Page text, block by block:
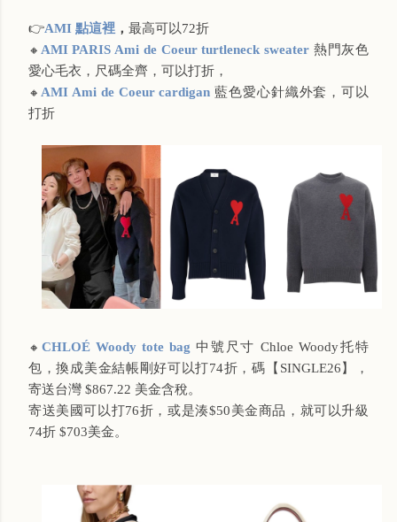
👉AMI 點這裡 ， 最高可以72折
🔸 AMI PARIS Ami de Coeur turtleneck sweater 熱門灰色
愛心毛衣，尺碼全齊，可以打折，
🔸 AMI Ami de Coeur cardigan 藍色愛心針織外套，可以
打折
🔸 CHLOÉ Woody tote bag 中號尺寸 Chloe Woody托特
包，換成美金結帳剛好可以打74折，碼【SINGLE26】，
寄送台灣 $867.22 美金含稅。
寄送美國可以打76折，或是湊$50美金商品，就可以升級
74折 $703美金。